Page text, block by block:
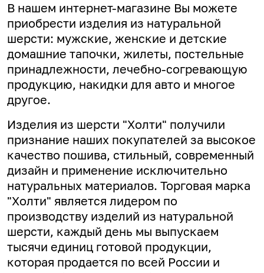
В нашем интернет-магазине Вы можете
приобрести изделия из натуральной
шерсти: мужские, женские и детские
домашние тапочки, жилеты, постельные
принадлежности, лечебно-согревающую
продукцию, накидки для авто и многое
другое.
Изделия из шерсти "Холти" получили
признание наших покупателей за высокое
качество пошива, стильный, современный
дизайн и применение исключительно
натуральных материалов. Торговая марка
"Холти" является лидером по
производству изделий из натуральной
шерсти, каждый день мы выпускаем
тысячи единиц готовой продукции,
которая продается по всей России и